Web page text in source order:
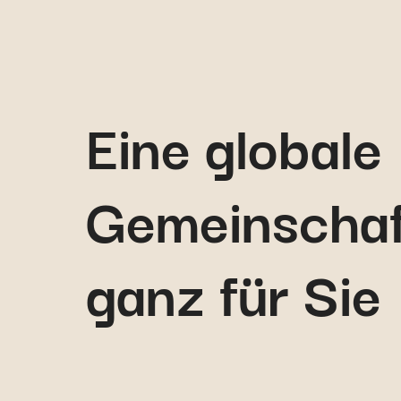
Eine globale
ganz für Sie